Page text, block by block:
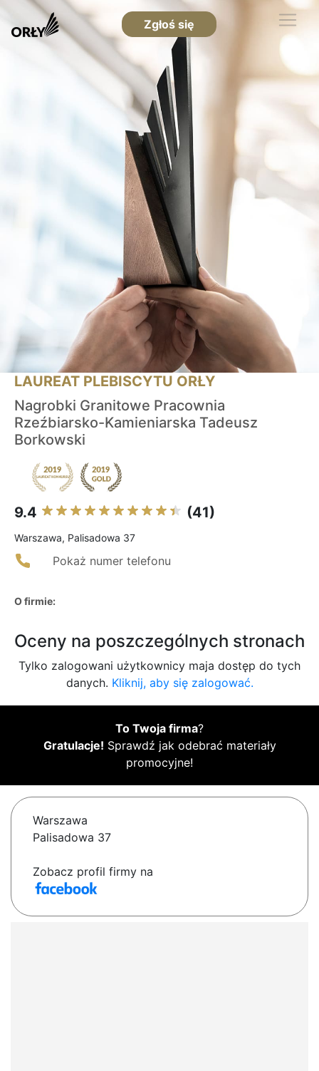
Zgłoś się
LAUREAT PLEBISCYTU ORŁY
Nagrobki Granitowe Pracownia
Rzeźbiarsko-Kamieniarska Tadeusz
Borkowski
9.4 (41)
Warszawa, Palisadowa 37
Pokaż numer telefonu
O firmie:
Oceny na poszczególnych stronach
Tylko zalogowani użytkownicy maja dostęp do tych
danych. Kliknij, aby się zalogować.
To Twoja firma?
Gratulacje! Sprawdź jak odebrać materiały
promocyjne!
Warszawa
Palisadowa 37
Zobacz profil firmy na